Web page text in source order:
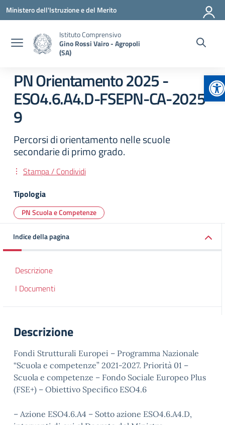
Vai ai contenuti
Vai al menu di navigazione
Vai al footer
Ministero dell'Istruzione e del Merito
Istituto Comprensivo
Gino Rossi Vairo - Agropoli
(SA)
PN Orientamento 2025 -
ESO4.6.A4.D-FSEPN-CA-2025-
9
Percorsi di orientamento nelle scuole
secondarie di primo grado.
Stampa / Condividi
Tipologia
PN Scuola e Competenze
Indice della pagina
Descrizione
I Documenti
Descrizione
Fondi Strutturali Europei – Programma Nazionale
“Scuola e competenze” 2021-2027. Priorità 01 –
Scuola e competenze – Fondo Sociale Europeo Plus
(FSE+) – Obiettivo Specifico ESO4.6
– Azione ESO4.6.A4 – Sotto azione ESO4.6.A4.D,